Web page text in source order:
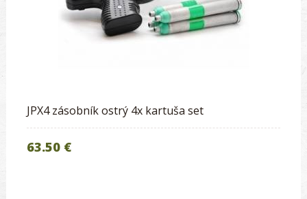
JPX4 zásobník ostrý 4x kartuša set
63.50 €